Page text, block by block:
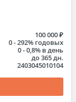
100 000 ₽
0 - 292% годовых
0 - 0,8% в день
до 365 дн.
2403045010104